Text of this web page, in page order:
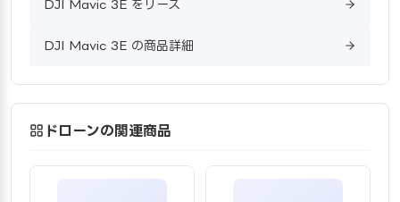
DJI Mavic 3E をリース
DJI Mavic 3E の商品詳細
ドローンの関連商品